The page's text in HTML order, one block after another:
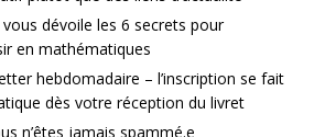
dévoile les 6 secrets pour
en mathématiques
hebdomadaire – l’inscription se fait
dès votre réception du livret
n’êtes jamais spammé.e